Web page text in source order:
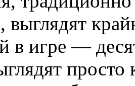
выглядят
в игре —